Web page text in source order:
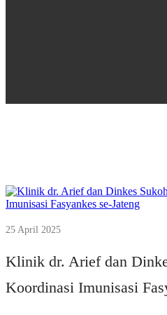
25 April 2025
Klinik dr. Arief dan
Koordinasi Imunisasi